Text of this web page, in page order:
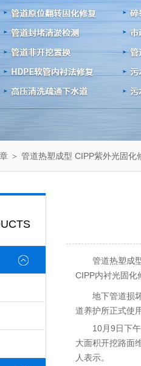
＞ 管道热塑成型 CIPP紫外光固
管道热塑成
CIPP内衬光固化
地下管道损
道养护所正式使
10月9日下
大面积开挖路面
人表示。